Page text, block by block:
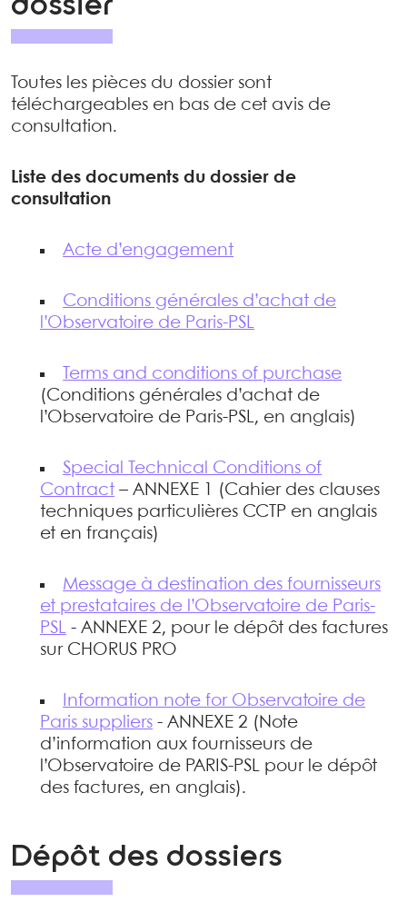
dossier
Toutes les pièces du dossier sont
téléchargeables en bas de cet avis de
consultation.
Liste des documents du dossier de
consultation
Acte d’engagement
Conditions générales d’achat de
l’Observatoire de Paris-PSL
Terms and conditions of purchase
(Conditions générales d’achat de
l’Observatoire de Paris-PSL, en anglais)
Special Technical Conditions of
Contract – ANNEXE 1 (Cahier des clauses
techniques particulières CCTP en anglais
et en français)
Message à destination des fournisseurs
et prestataires de l’Observatoire de Paris-
PSL - ANNEXE 2, pour le dépôt des factures
sur CHORUS PRO
Information note for Observatoire de
Paris suppliers - ANNEXE 2 (Note
d’information aux fournisseurs de
l’Observatoire de PARIS-PSL pour le dépôt
des factures, en anglais).
Dépôt des dossiers